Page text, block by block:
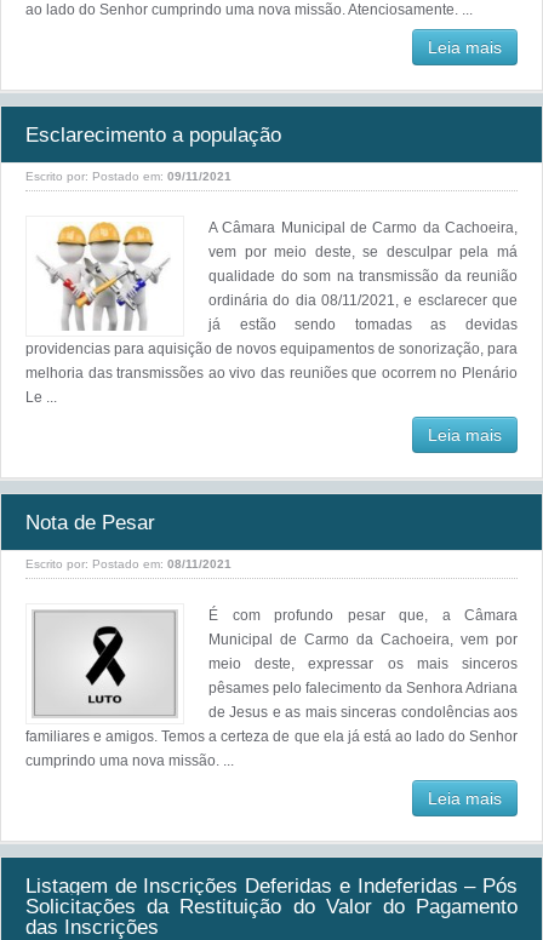
ao lado do Senhor cumprindo uma nova missão. Atenciosamente. ...
Leia mais
Esclarecimento a população
Escrito por: Postado em: 09/11/2021
A Câmara Municipal de Carmo da Cachoeira,
vem por meio deste, se desculpar pela má
qualidade do som na transmissão da reunião
ordinária do dia 08/11/2021, e esclarecer que
já estão sendo tomadas as devidas
providencias para aquisição de novos equipamentos de sonorização, para
melhoria das transmissões ao vivo das reuniões que ocorrem no Plenário
Le ...
Leia mais
Nota de Pesar
Escrito por: Postado em: 08/11/2021
É com profundo pesar que, a Câmara
Municipal de Carmo da Cachoeira, vem por
meio deste, expressar os mais sinceros
pêsames pelo falecimento da Senhora Adriana
de Jesus e as mais sinceras condolências aos
familiares e amigos. Temos a certeza de que ela já está ao lado do Senhor
cumprindo uma nova missão. ...
Leia mais
Listagem de Inscrições Deferidas e Indeferidas – Pós
Solicitações da Restituição do Valor do Pagamento
das Inscrições